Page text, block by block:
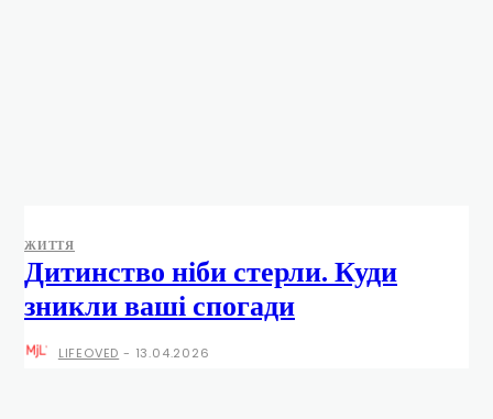
ЖИТТЯ
Дитинство ніби стерли. Куди
зникли ваші спогади
LIFEOVED - 13.04.2026